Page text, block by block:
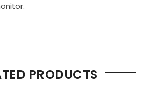
PRODUCTS